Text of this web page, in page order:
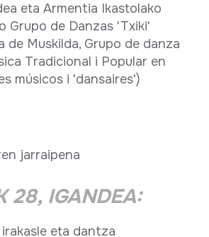
eta Armentia Ikastolako
Grupo de Danzas 'Txiki'
de Muskilda, Grupo de danza
Tradicional i Popular en
músicos i 'dansaires')
jarraipena
28, IGANDEA:
eta dantza